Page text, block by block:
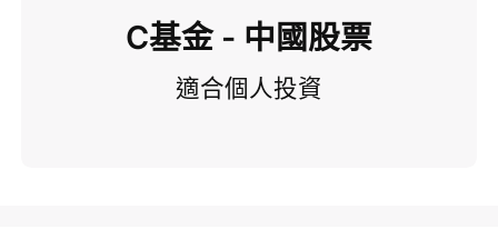
C基金 - 中國股票
適合個人投資